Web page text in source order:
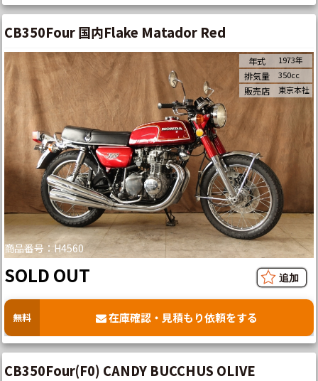
CB350Four 国内Flake Matador Red
商品番号：H4560
年式 1973年
排気量 350cc
販売店 東京本社
SOLD OUT
無料 在庫確認・見積もり依頼をする
CB350Four(F0) CANDY BUCCHUS OLIVE